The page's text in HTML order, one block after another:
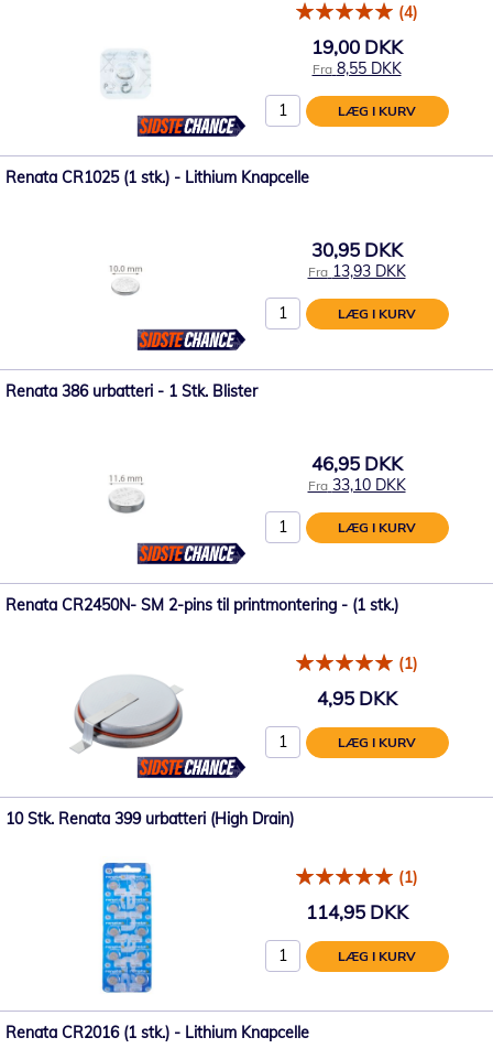
(4)
19,00 DKK
Fra 8,55 DKK
LÆG I KURV
Renata CR1025 (1 stk.) - Lithium Knapcelle
30,95 DKK
Fra 13,93 DKK
LÆG I KURV
Renata 386 urbatteri - 1 Stk. Blister
46,95 DKK
Fra 33,10 DKK
LÆG I KURV
Renata CR2450N- SM 2-pins til printmontering - (1 stk.)
(1)
4,95 DKK
LÆG I KURV
10 Stk. Renata 399 urbatteri (High Drain)
(1)
114,95 DKK
LÆG I KURV
Renata CR2016 (1 stk.) - Lithium Knapcelle